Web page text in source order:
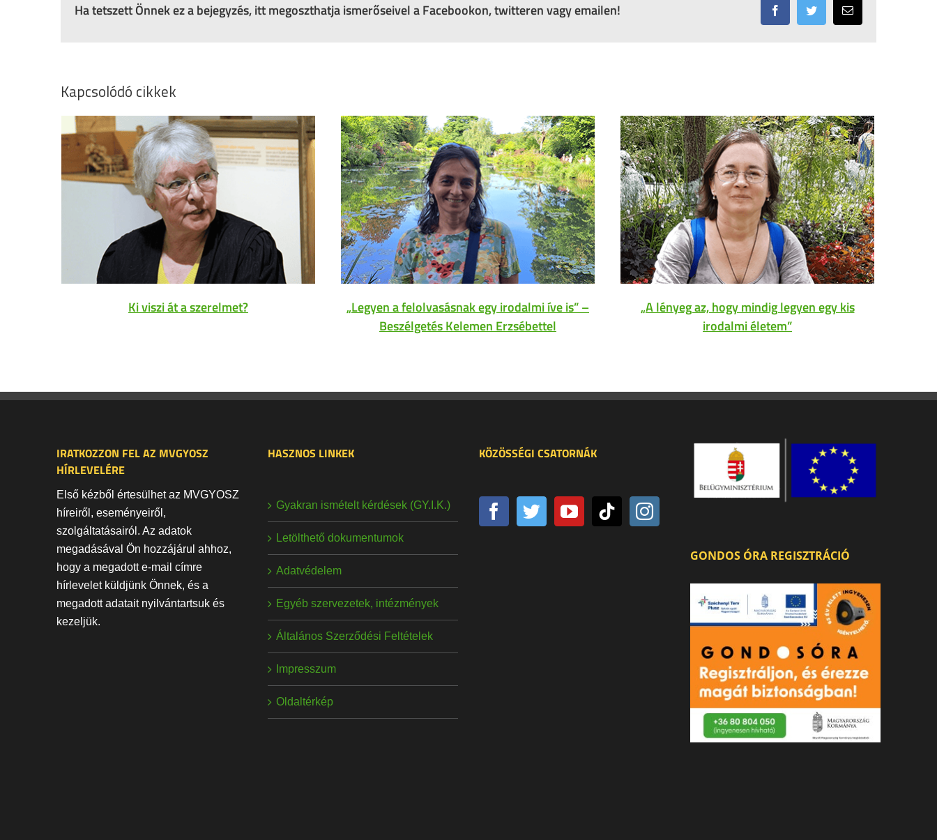
Ha tetszett Önnek ez a bejegyzés, itt megoszthatja ismerőseivel a Facebookon, twitteren vagy emailen! FacebookTwitter Email:
Kapcsolódó cikkek
Ki viszi át a szerelmet?
„Legyen a felolvasásnak egy irodalmi íve is” –
Beszélgetés Kelemen Erzsébettel
„A lényeg az, hogy mindig legyen egy kis
irodalmi életem”
IRATKOZZON FEL AZ MVGYOSZ
HÍRLEVELÉRE
Első kézből értesülhet az MVGYOSZ
híreiről, eseményeiről,
szolgáltatásairól. Az adatok
megadásával Ön hozzájárul ahhoz,
hogy a megadott e-mail címre
hírlevelet küldjünk Önnek, és a
megadott adatait nyilvántartsuk és
kezeljük.
HASZNOS LINKEK
Gyakran ismételt kérdések (GY.I.K.)
Letölthető dokumentumok
Adatvédelem
Egyéb szervezetek, intézmények
Általános Szerződési Feltételek
Impresszum
Oldaltérkép
KÖZÖSSÉGI CSATORNÁK
GONDOS ÓRA REGISZTRÁCIÓ